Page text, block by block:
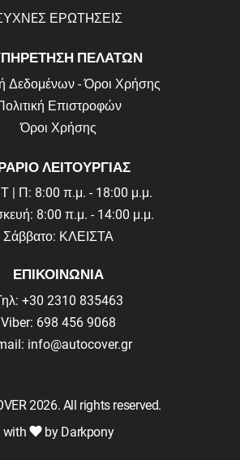
ΕΡΩΤHΣΕΙΣ
ΠΕΛΑΤΩΝ
Δεδομένων - Όροι Χρήσης
Επιστροφών
Όροι Χρήσης
ΛΕΙΤΟΥΡΓΙΑΣ
| Π: 8:00 π.μ. - 18:00 μ.μ.
8:00 π.μ. - 14:00 μ.μ.
Σάββατο: ΚΛΕΙΣΤΑ
ΕΠΙΚΟΙΝΩΝΙΑ
+30 2310 835463
Viber: 698 456 9068
info@autocover.gr
2026. All rights reserved.
with
by Darkpony